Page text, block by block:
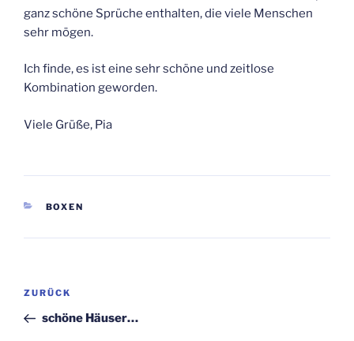
ganz schöne Sprüche enthalten, die viele Menschen
sehr mögen.
Ich finde, es ist eine sehr schöne und zeitlose
Kombination geworden.
Viele Grüße, Pia
KATEGORIEN
BOXEN
Beitragsnavigation
Vorheriger
Beitrag
ZURÜCK
schöne Häuser…